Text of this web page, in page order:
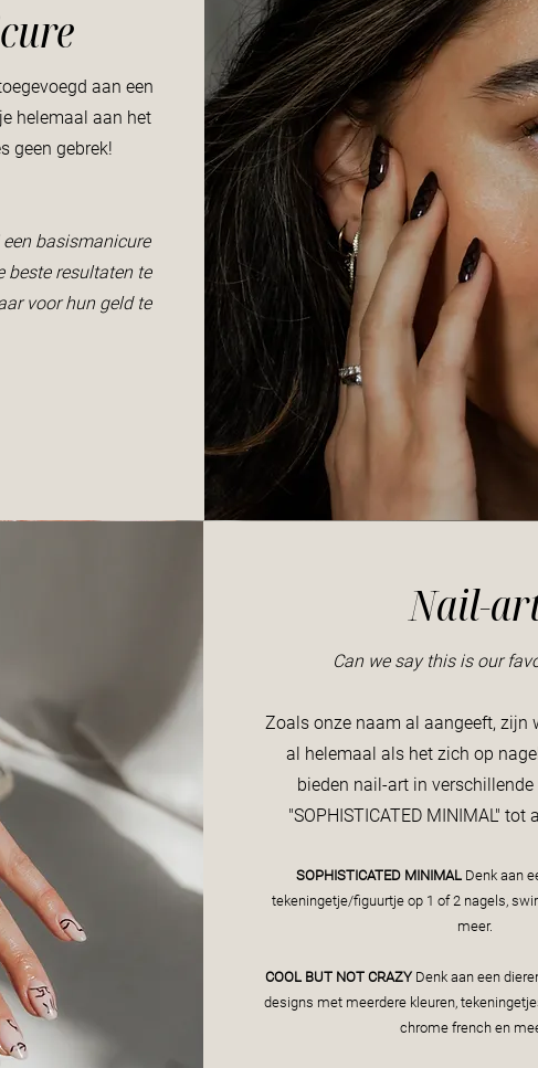
aan een
helemaal aan het
geen gebrek!
basismanicure
beste resultaten te
voor hun geld te
Nail-
Can we say this is our
Zoals onze naam al aangeeft, zijn
al helemaal als het zich op
bieden nail-art in verschillende
"SOPHISTICATED MINIMAL" tot
SOPHISTICATED MINIMALDenk aan
tekeningetje/figuurtje op 1 of 2 nagels,
meer.
COOL BUT NOT CRAZY Denk aan een
designs met meerdere kleuren,
chrome french en